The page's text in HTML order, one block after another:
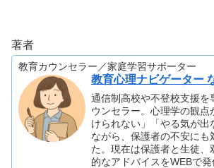
著者
教育カウンセラー／家庭学習サポーター
教育心理ナビゲーター
通信制高校や不登校支援を
ウンセラー。心理学の観点
けられない」「やる気が出
ながら、保護者の不安にも
た。現在は保護者と生徒、
的なアドバイスをWEBで発